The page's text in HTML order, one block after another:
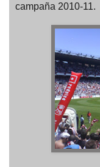
campaña 2010-11.